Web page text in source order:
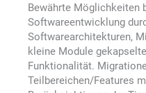
Bewährte Möglichkeiten
Softwareentwicklung
Softwarearchitekturen,
kleine Module
Funktionalität.
Teilbereichen/Features